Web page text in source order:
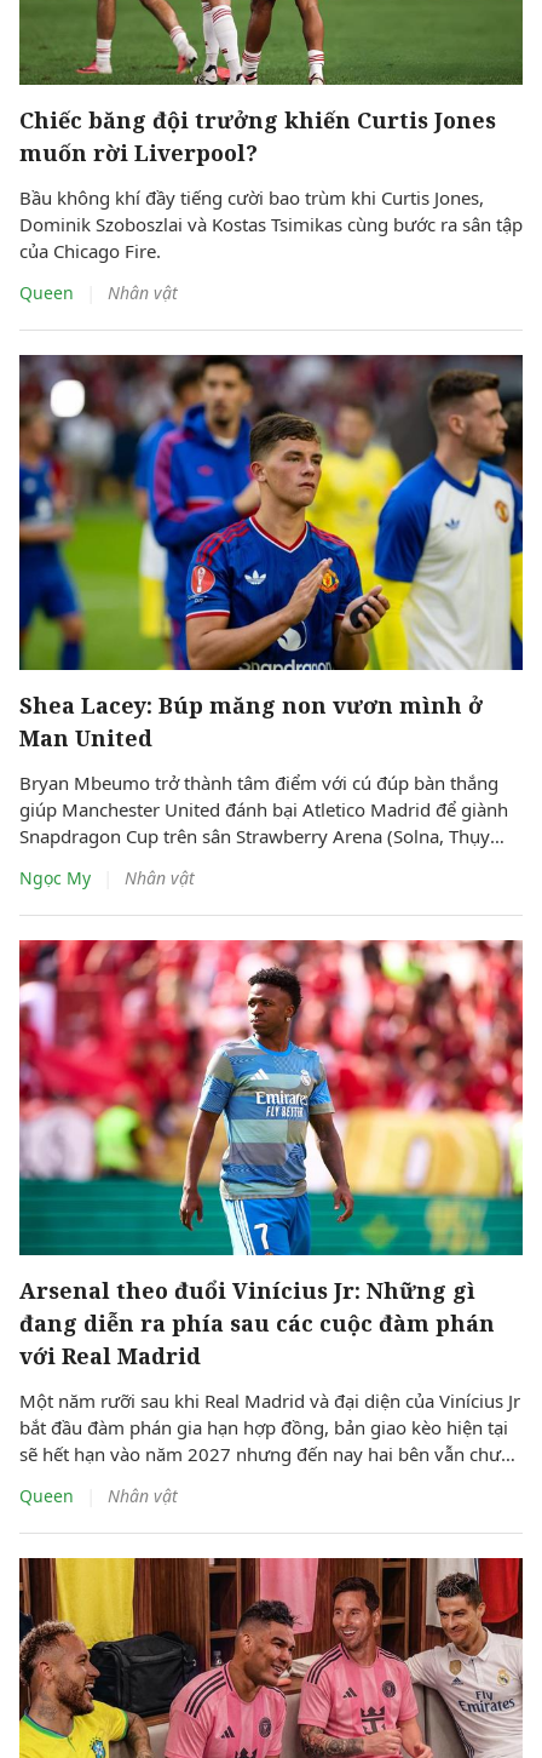
Chiếc băng đội trưởng khiến Curtis Jones
muốn rời Liverpool?
Bầu không khí đầy tiếng cười bao trùm khi Curtis Jones,
Dominik Szoboszlai và Kostas Tsimikas cùng bước ra sân tập
của Chicago Fire.
Queen Nhân vật
Shea Lacey: Búp măng non vươn mình ở
Man United
Bryan Mbeumo trở thành tâm điểm với cú đúp bàn thắng
giúp Manchester United đánh bại Atletico Madrid để giành
Snapdragon Cup trên sân Strawberry Arena (Solna, Thụy
“Quỷ đỏ” còn có thêm lý do để kỳ vọng vào tương lai khi
Shea Lacey tiếp tục tạo nên dấu ấn đậm nét.
Ngọc My Nhân vật
Arsenal theo đuổi Vinícius Jr: Những gì
đang diễn ra phía sau các cuộc đàm phán
với Real Madrid
Một năm rưỡi sau khi Real Madrid và đại diện của Vinícius Jr
bắt đầu đàm phán gia hạn hợp đồng, bản giao kèo hiện tại
sẽ hết hạn vào năm 2027 nhưng đến nay hai bên vẫn chưa
Queen Nhân vật